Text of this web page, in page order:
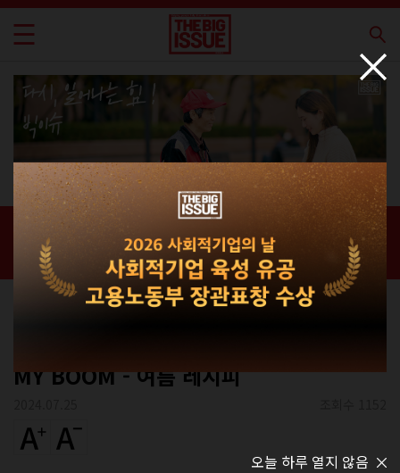
신간 · 과월호
홈 / 매거진 / 신간 · 과월호
MY BOOM - 여름 레시피
오늘 하루 열지 않음